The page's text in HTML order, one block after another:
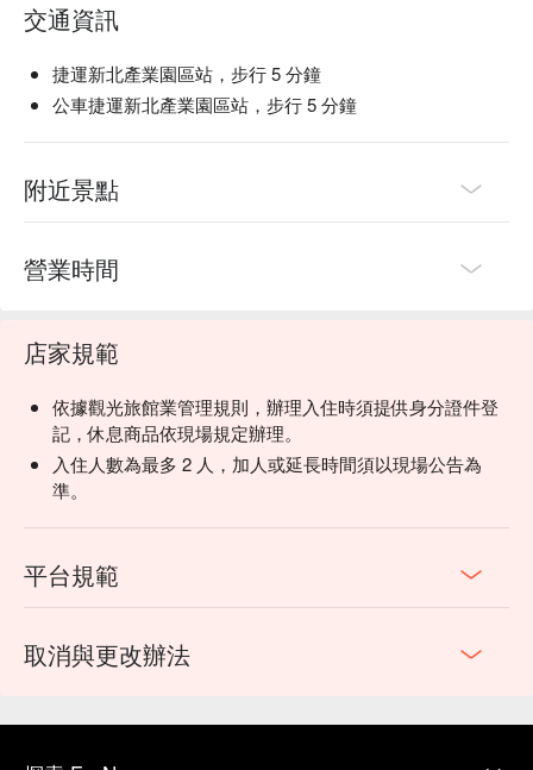
交通資訊
捷運新北產業園區站，步行 5 分鐘
公車捷運新北產業園區站，步行 5 分鐘
附近景點
營業時間
店家規範
依據觀光旅館業管理規則，辦理入住時須提供身分證件登
記，休息商品依現場規定辦理。
入住人數為最多 2 人，加人或延長時間須以現場公告為
準。
平台規範
取消與更改辦法